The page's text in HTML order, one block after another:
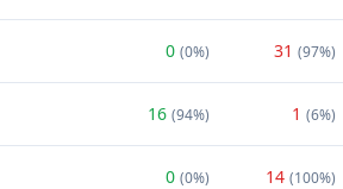
0 (0%) 31 (97%)
16 (94%) 1 (6%)
0 (0%) 14 (100%)